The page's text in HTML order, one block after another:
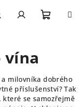
vína
milovníka dobrého
příslušenství? Tak
se samozřejmě